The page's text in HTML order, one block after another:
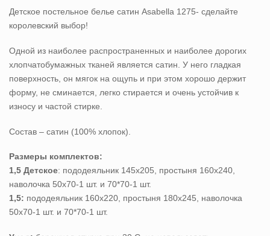
Детское постельное белье сатин Asabella 1275- сделайте
королевский выбор!
Одной из наиболее распространенных и наиболее дорогих
хлопчатобумажных тканей является сатин. У него гладкая
поверхность, он мягок на ощупь и при этом хорошо держит
форму, не сминается, легко стирается и очень устойчив к
износу и частой стирке.
Состав – сатин (100% хлопок).
Размеры комплектов:
1,5 Детское: пододеяльник 145х205, простыня 160х240,
наволочка 50х70-1 шт. и 70*70-1 шт.
1,5: пододеяльник 160х220, простыня 180х245, наволочка
50х70-1 шт. и 70*70-1 шт.